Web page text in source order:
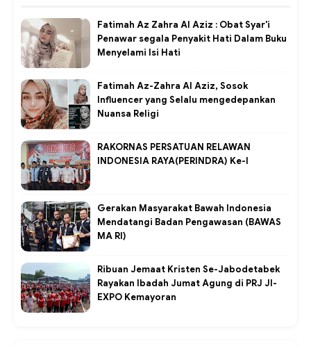
Fatimah Az Zahra Al Aziz : Obat Syar'i
Penawar segala Penyakit Hati Dalam Buku
Menyelami Isi Hati
Fatimah Az-Zahra Al Aziz, Sosok
Influencer yang Selalu mengedepankan
Nuansa Religi
RAKORNAS PERSATUAN RELAWAN
INDONESIA RAYA(PERINDRA) Ke-I
Gerakan Masyarakat Bawah Indonesia
Mendatangi Badan Pengawasan (BAWAS
MA RI)
Ribuan Jemaat Kristen Se-Jabodetabek
Rayakan Ibadah Jumat Agung di PRJ JI-
EXPO Kemayoran